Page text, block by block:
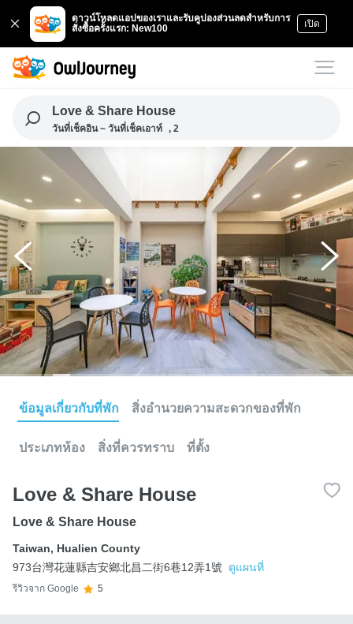
ดาวน์โหลดแอปของเราและรับคูปองส่วนลดสำหรับการ
สั่งซื้อครั้งแรก: New100
เปิด
Love & Share House
วันที่เช็คอิน ~ วันที่เช็คเอาท์ , 2
ข้อมูลเกี่ยวกับที่พัก สิ่งอำนวยความสะดวกของที่พัก
ประเภทห้อง สิ่งที่ควรทราบ ที่ตั้ง
Love & Share House
Love & Share House
Taiwan, Hualien County
973台灣花蓮縣吉安鄉北昌二街6巷12弄1號
ดูแผนที่
รีวิวจาก Google 5